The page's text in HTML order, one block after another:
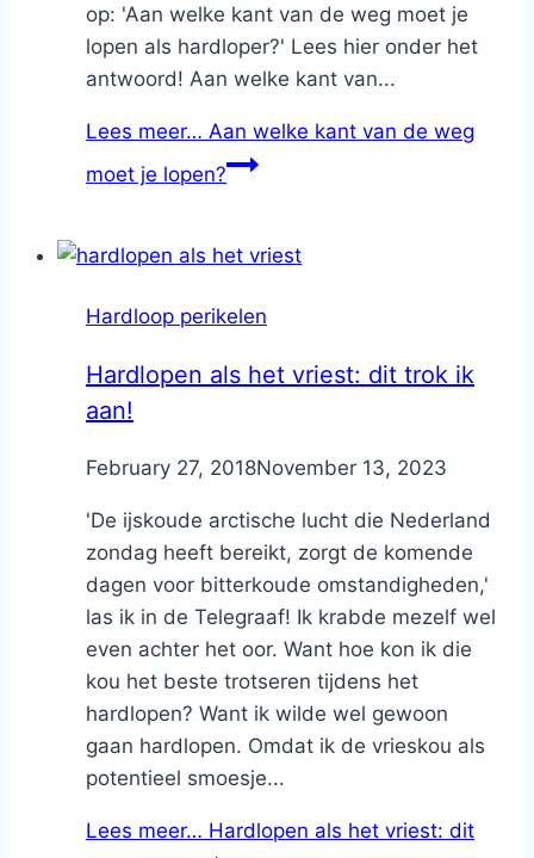
op: 'Aan welke kant van de weg moet je
lopen als hardloper?' Lees hier onder het
antwoord! Aan welke kant van...
Lees meer… Aan welke kant van de weg
moet je lopen?
Hardloop perikelen
Hardlopen als het vriest: dit trok ik
aan!
ByNicole
February 27, 2018November 13, 2023
'De ijskoude arctische lucht die Nederland
zondag heeft bereikt, zorgt de komende
dagen voor bitterkoude omstandigheden,'
las ik in de Telegraaf! Ik krabde mezelf wel
even achter het oor. Want hoe kon ik die
kou het beste trotseren tijdens het
hardlopen? Want ik wilde wel gewoon
gaan hardlopen. Omdat ik de vrieskou als
potentieel smoesje...
Lees meer… Hardlopen als het vriest: dit